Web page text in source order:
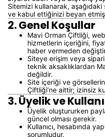
Sitemizi kullanarak, aşağıdaki
ve kabul ettiğinizi beyan
2. Genel Koşullar
Mavi Orman Çiftliği,
hizmetlerin içeriğini,
haber vermeden
Siteye erişim veya
teknik aksaklıklardan
değildir.
Site içeriği ve
Çiftliği’ne aittir; izinsiz
3. Üyelik ve
Üyelik oluştururken
güncel olması gerekir.
Kullanıcı, hesabında
sorumludur.